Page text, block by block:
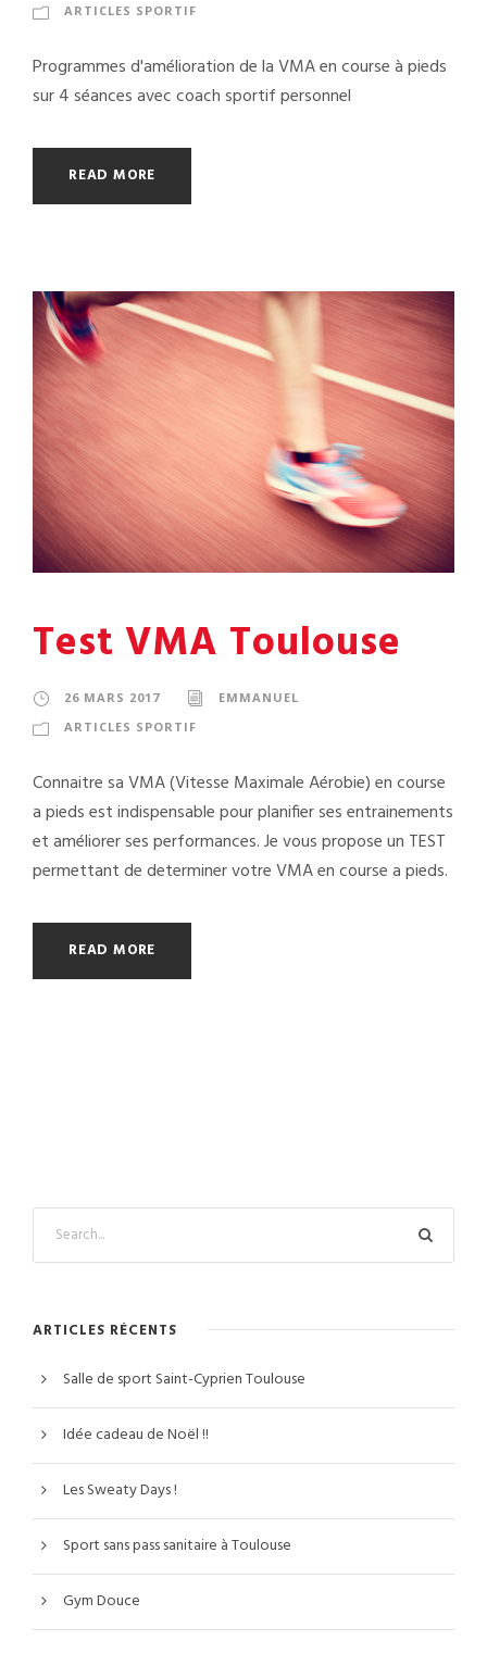
ARTICLES SPORTIF
Programmes d'amélioration de la VMA en course à pieds
sur 4 séances avec coach sportif personnel
READ MORE
Test VMA Toulouse
26 MARS 2017
EMMANUEL
ARTICLES SPORTIF
Connaitre sa VMA (Vitesse Maximale Aérobie) en course
a pieds est indispensable pour planifier ses entrainements
et améliorer ses performances. Je vous propose un TEST
permettant de determiner votre VMA en course a pieds.
READ MORE
ARTICLES RÉCENTS
Salle de sport Saint-Cyprien Toulouse
Idée cadeau de Noël !!
Les Sweaty Days !
Sport sans pass sanitaire à Toulouse
Gym Douce